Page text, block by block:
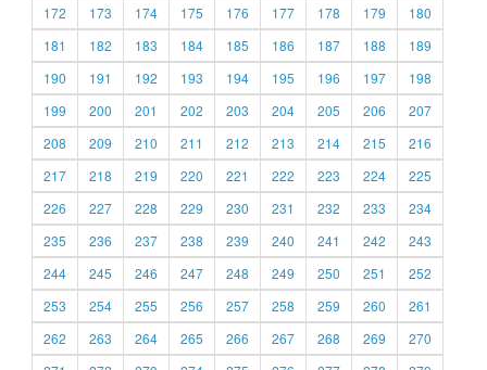
172
173 174 175 176 177 178 179
180
181
182 183 184 185 186 187 188
189
190
191 192 193 194 195 196 197
198
199
200 201 202 203 204 205 206
207
208
209 210 211 212 213 214 215
216
217
218 219 220 221 222 223 224
225
226
227 228 229 230 231 232 233
234
235
236 237 238 239 240 241 242
243
244
245 246 247 248 249 250 251
252
253
254 255 256 257 258 259 260
261
262
263 264 265 266 267 268 269
270